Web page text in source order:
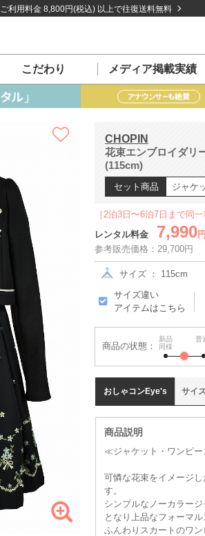
ご利用料金 8,800円(税込) 以上で往復送料無料
こだわり メディア掲載実績
CHOPIN
花束エンブロイダリ
(115cm)
セット商品 ジャケ
［2泊3日〜6泊7日まで同一
レンタル料金
7,990 円
参考販売価格：29,700円
サイズ ： 115cm
サイズ違い
アイテムはこちら
商品の状態：
新品
同様
普
おしゃコンEye's
商品説明
≪ジャケット・ワンピ
可憐な花束をイメージ
す。
シンプルなノーカラー
となり上品なフォーマル
ふんわりスカートのワン
サイ